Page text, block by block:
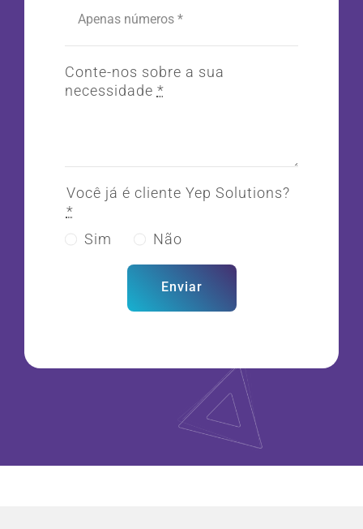
Conte-nos sobre a sua
necessidade *
Você já é cliente Yep Solutions?
*
Sim
Não
Enviar